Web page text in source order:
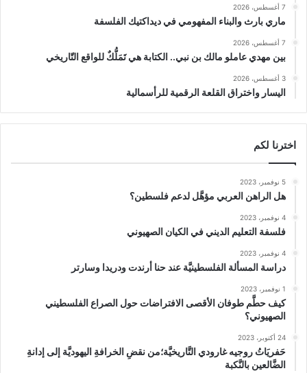
7 أغسطس، 2026
ماري بارث والبناء المفهومي في ديداكتيك الفلسفة
7 أغسطس، 2026
بين مهدي عاملو مالك بن نبي.. الكتابة هي تَمَلُّكٌ للواقع التّاريخي
3 أغسطس، 2026
اليسار واختراق القلعة الرقمية للرأسمالية
اخترنا لكم
5 نوفمبر، 2023
هل الراهن العربي مؤهَّل لدعم فلسطين؟
4 نوفمبر، 2023
فلسفة التعليم الديني في الكيان الصهيوني
4 نوفمبر، 2023
دراسة المسألة الفلسطينيَّة عند حنا أرندت ودريدا وسارتر
1 نوفمبر، 2023
كيف حطَّم طوفان الأقصى الافتراضات حول الصراع الفلسطيني
الصهيوني؟
24 أكتوبر، 2023
حَفريَاتُ روجيه غارودي التَّاريخيَّة؛من نقضِ الخرافةِ اليهوديَّة إلى إدانةِ
الضَّالعين بالنَّكبة